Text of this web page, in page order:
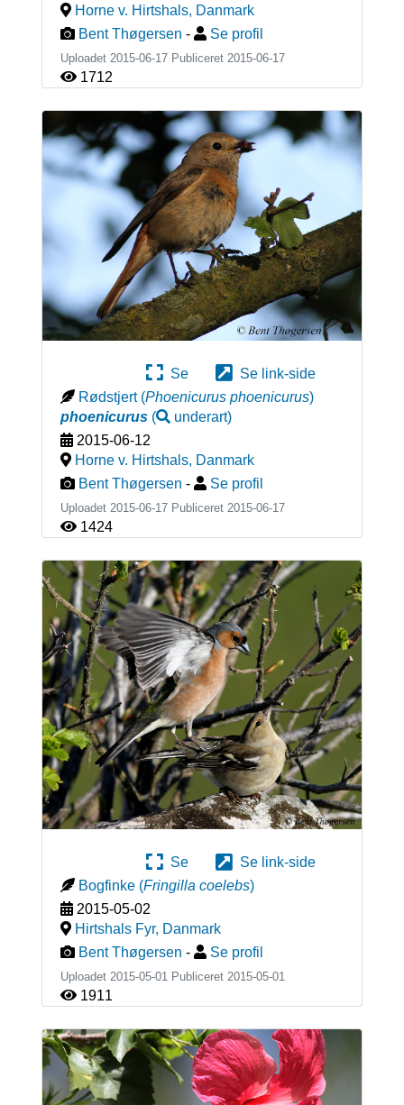
Horne v. Hirtshals, Danmark
Bent Thøgersen - Se profil
Uploadet 2015-06-17 Publiceret 2015-06-17
1712
Se
Se link-side
Rødstjert (Phoenicurus phoenicurus)
phoenicurus( underart)
2015-06-12
Horne v. Hirtshals, Danmark
Bent Thøgersen - Se profil
Uploadet 2015-06-17 Publiceret 2015-06-17
1424
Se
Se link-side
Bogfinke (Fringilla coelebs)
2015-05-02
Hirtshals Fyr, Danmark
Bent Thøgersen - Se profil
Uploadet 2015-05-01 Publiceret 2015-05-01
1911